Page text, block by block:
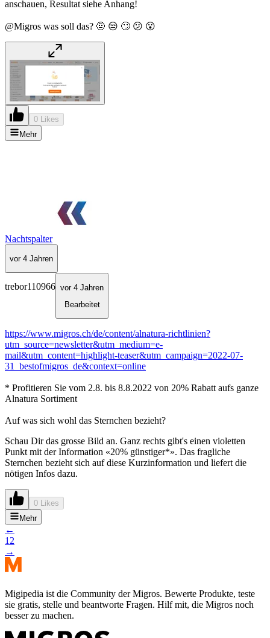
anschauen, Resultat siehe Anhang!
@Migros was soll das? 🤨 😒 🙄 😕 😮
0 Likes
Mehr
Nachtspalter
vor 4 Jahren
trebor110966 vor 4 Jahren
Bearbeitet
https://www.migros.ch/de/content/alnatura-richtlinien?
utm_source=newsletter&utm_medium=e-
mail&utm_content=highlight-teaser&utm_campaign=2022-07-
31_bestofmigros_de&context=online
* Profitieren Sie vom 2.8. bis 8.8.2022 von 20% Rabatt aufs ganze
Alnatura Sortiment
Auf was sich wohl das Sternchen bezieht?
Schau Dir das grosse Bild an. Ganz rechts gibt's einen violetten
Punkt mit der Information «20% günstiger*». Das fragliche
Sternchen bezieht sich auf diese Kurzinformation und liefert die
nötigen Infos dazu.
0 Likes
Mehr
←
1 2
→
Migipedia ist die Community der Migros. Bewerte Produkte, teste
sie gratis, stelle und beantworte Fragen. Hilf mit, die Migros noch
besser zu machen.